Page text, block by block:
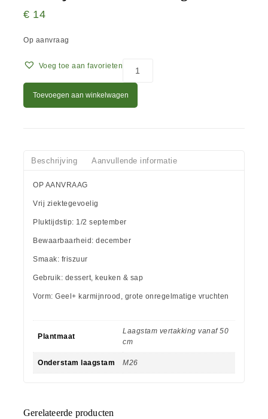
€ 14
Op aanvraag
Voeg toe aan favorieten
Toevoegen aan winkelwagen
Beschrijving Aanvullende informatie
OP AANVRAAG
Vrij ziektegevoelig
Pluktijdstip: 1/2 september
Bewaarbaarheid: december
Smaak: friszuur
Gebruik: dessert, keuken & sap
Vorm: Geel+ karmijnrood, grote onregelmatige vruchten
Plantmaat
Laagstam vertakking vanaf 50
cm
Onderstam laagstam M26
Gerelateerde producten